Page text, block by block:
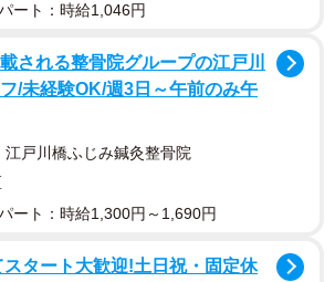
ート：時給1,046円
される整骨院グループの江戸川
/未経験OK/週3日～午前のみ午
戸川橋ふじみ鍼灸整骨院
ート：時給1,300円～1,690円
スタート大歓迎!土日祝・固定休